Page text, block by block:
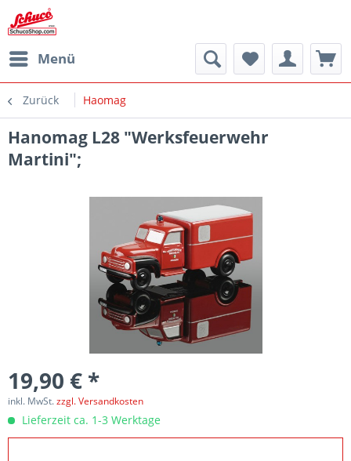
Menü
Zurück Haomag
Hanomag L28 "Werksfeuerwehr
Martini";
19,90 € *
inkl. MwSt.zzgl. Versandkosten
Lieferzeit ca. 1-3 Werktage